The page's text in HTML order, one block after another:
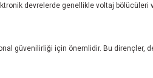
devrelerde genellikle voltaj bölücüleri
güvenilirliği için önemlidir. Bu dirençler,